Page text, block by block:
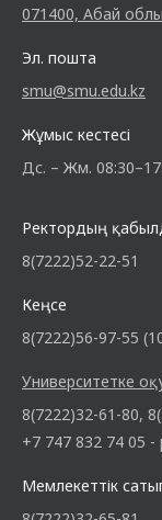
071400, Абай
Эл. пошта
smu@smu.edu.kz
Жұмыс кестесі
Дс. – Жм.
Ректордың
8(7222)52-22-51
Кеңсе
8(7222)56-97-55
Университетке
8(7222)32-61-80,
+7 747 832 74 05 -
Мемлекеттік